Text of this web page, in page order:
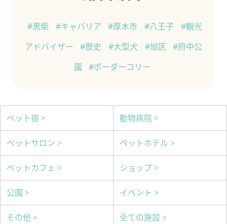
#黒柴 #キャバリア #厚木市 #八王子
#観光
アドバイザー
#歴史 #大型犬 #旭区
#府中公
園
#ボーダーコリー
ペット宿 > 動物病院 >
ペットサロン > ペットホテル >
ペットカフェ > ショップ >
公園 > イベント >
その他 > 全ての施設 >